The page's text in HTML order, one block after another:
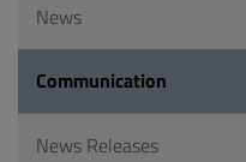
News
Communication
News Releases